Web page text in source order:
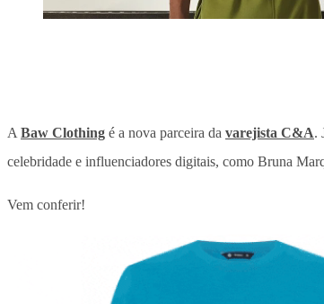
A Baw Clothing é a nova parceira da varejista C&A.
celebridade e influenciadores digitais, como Bruna
Vem conferir!